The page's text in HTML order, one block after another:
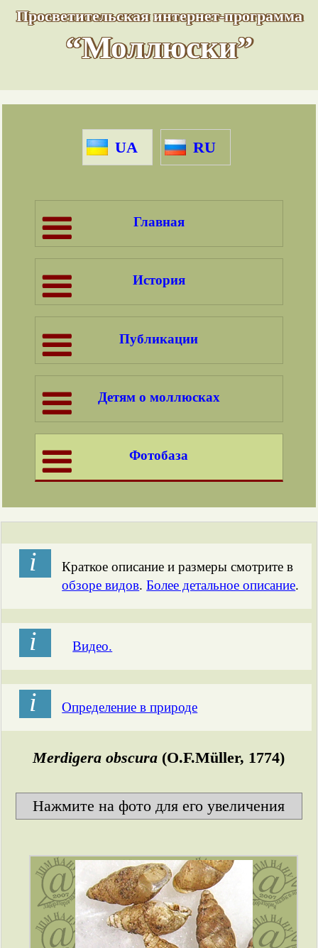
Просветительская интернет-программа
“Моллюски”
UA RU
Главная
История
Публикации
Детям о моллюсках
Фотобаза
і
Краткое описание и размеры смотрите в
обзоре видов.Более детальное описание.
і Видео.
і Определение в природе
Merdigera obscura (O.F.Müller, 1774)
Нажмите на фото для его увеличения